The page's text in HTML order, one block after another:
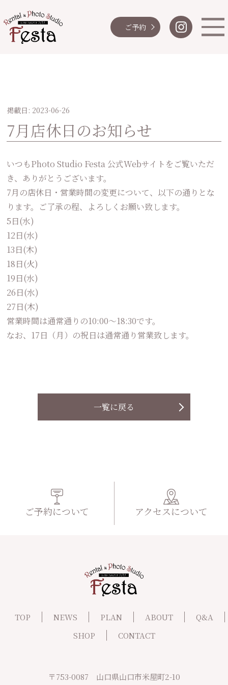
ご予約
掲載日: 2023-06-26
7月店休日のお知らせ
いつもPhoto Studio Festa 公式Webサイトをご覧いただ
き、ありがとうございます。
7月の店休日・営業時間の変更について、以下の通りとな
ります。ご了承の程、よろしくお願い致します。
5日(水)
12日(水)
13日(木)
18日(火)
19日(水)
26日(水)
27日(木)
営業時間は通常通りの10:00〜18:30です。
なお、17日（月）の祝日は通常通り営業致します。
一覧に戻る
ご予約について アクセスについて
TOP NEWS PLAN ABOUT
Q&A
SHOP
CONTACT
〒753-0087 山口県山口市米屋町2-10